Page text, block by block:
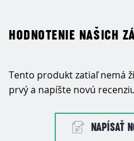
HODNOTENIE NAŠICH
Tento produkt zatiaľ nemá
prvý a napíšte novú
NAPÍSAŤ